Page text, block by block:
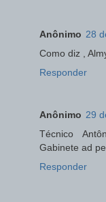
Anônimo 28
Como diz ,
Responder
Anônimo 29
Técnico
Gabinete ad
Responder